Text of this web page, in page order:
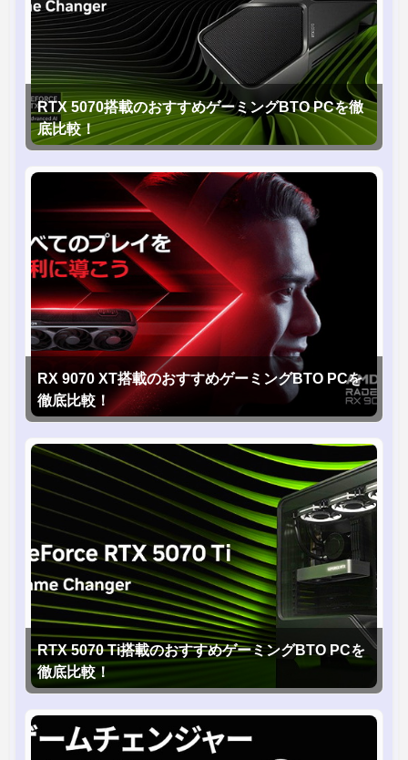
RTX 5070搭載のおすすめゲーミングBTO PCを徹
底比較！
RX 9070 XT搭載のおすすめゲーミングBTO PCを
徹底比較！
RTX 5070 Ti搭載のおすすめゲーミングBTO PCを
徹底比較！